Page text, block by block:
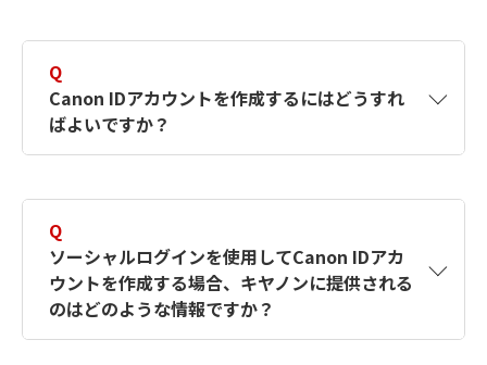
Q
Canon IDアカウントを作成するにはどうすれ
ばよいですか？
す。詳しい作成方法は【カメラ】Canon IDとは
何ですか？Canon IDの作成方法は？をご確認く
ださい。
Q
ソーシャルログインを使用してCanon IDアカ
ウントを作成する場合、キヤノンに提供される
のはどのような情報ですか？